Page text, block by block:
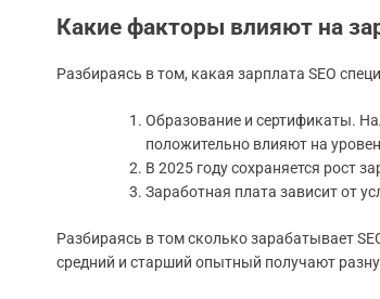
Какие факторы влияют на
Разбираясь в том, какая зарплата SEO
Образование и сертификаты.
положительно влияют на
В 2025 году сохраняется рост
Заработная плата зависит от
Разбираясь в том сколько зарабатывает
средний и старший опытный получают